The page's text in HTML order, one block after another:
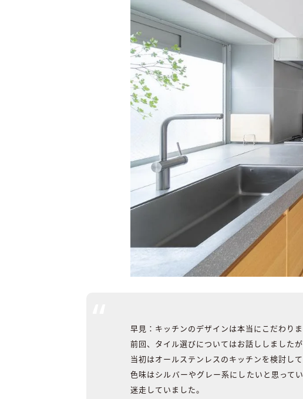
早見：キッチンのデザインは本当にこだわりま
前回、タイル選びについてはお話ししました
当初はオールステンレスのキッチンを検討し
色味はシルバーやグレー系にしたいと思って
迷走していました。